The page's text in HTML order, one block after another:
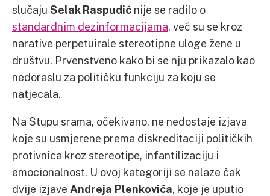
slučaju Selak Raspudić nije se radilo o
standardnim dezinformacijama, već su se kroz
narative perpetuirale stereotipne uloge žene u
društvu. Prvenstveno kako bi se nju prikazalo kao
nedoraslu za političku funkciju za koju se
natjecala.
Na Stupu srama, očekivano, ne nedostaje izjava
koje su usmjerene prema diskreditaciji političkih
protivnica kroz stereotipe, infantilizaciju i
emocionalnost. U ovoj kategoriji se nalaze čak
dvije izjave Andreja Plenkovića, koje je uputio